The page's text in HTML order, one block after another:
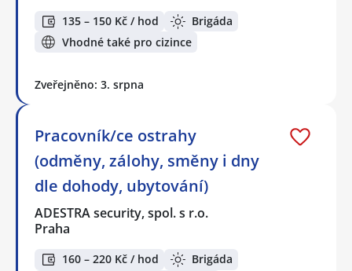
135 – 150 Kč / hod
Brigáda
Vhodné také pro cizince
Zveřejněno: 3. srpna
Pracovník/ce ostrahy
(odměny, zálohy, směny i dny
dle dohody, ubytování)
ADESTRA security, spol. s r.o.
Praha
160 – 220 Kč / hod
Brigáda